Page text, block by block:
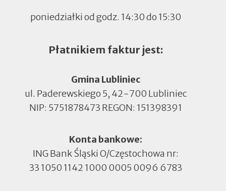
poniedziałki od godz. 14:30 do 15:30
Płatnikiem faktur jest:
Gmina Lubliniec
ul. Paderewskiego 5, 42-700 Lubliniec
NIP: 5751878473 REGON: 151398391
Konta bankowe:
ING Bank Śląski O/Częstochowa nr:
33 1050 1142 1000 0005 0096 6783